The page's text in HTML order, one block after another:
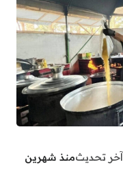
آخر تحديثمنذ شهرين